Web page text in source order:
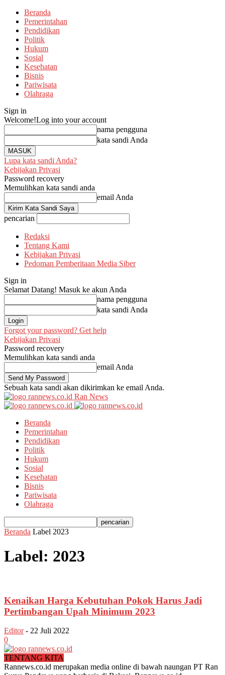
Beranda
Pemerintahan
Pendidikan
Politik
Hukum
Sosial
Kesehatan
Bisnis
Pariwisata
Olahraga
Sign in
Welcome!Log into your account
nama pengguna
kata sandi Anda
Lupa kata sandi Anda?
Kebijakan Privasi
Password recovery
Memulihkan kata sandi anda
email Anda
pencarian
Redaksi
Tentang Kami
Kebijakan Privasi
Pedoman Pemberitaan Media Siber
Sign in
Selamat Datang! Masuk ke akun Anda
nama pengguna
kata sandi Anda
Forgot your password? Get help
Kebijakan Privasi
Password recovery
Memulihkan kata sandi anda
email Anda
Sebuah kata sandi akan dikirimkan ke email Anda.
Ran News
Beranda
Pemerintahan
Pendidikan
Politik
Hukum
Sosial
Kesehatan
Bisnis
Pariwisata
Olahraga
Beranda Label 2023
Label: 2023
Kenaikan Harga Kebutuhan Pokok Harus Jadi
Pertimbangan Upah Minimum 2023
Editor - 22 Juli 2022
0
TENTANG KITA
Rannews.co.id merupakan media online di bawah naungan PT Ran